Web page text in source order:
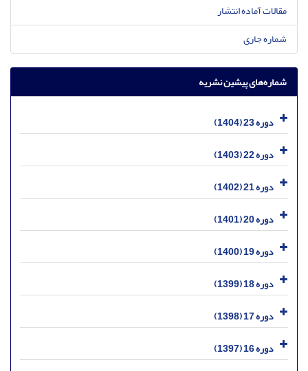
مقالات آماده انتشار
شماره جاری
شماره‌های پیشین نشریه
دوره 23 (1404)
دوره 22 (1403)
دوره 21 (1402)
دوره 20 (1401)
دوره 19 (1400)
دوره 18 (1399)
دوره 17 (1398)
دوره 16 (1397)